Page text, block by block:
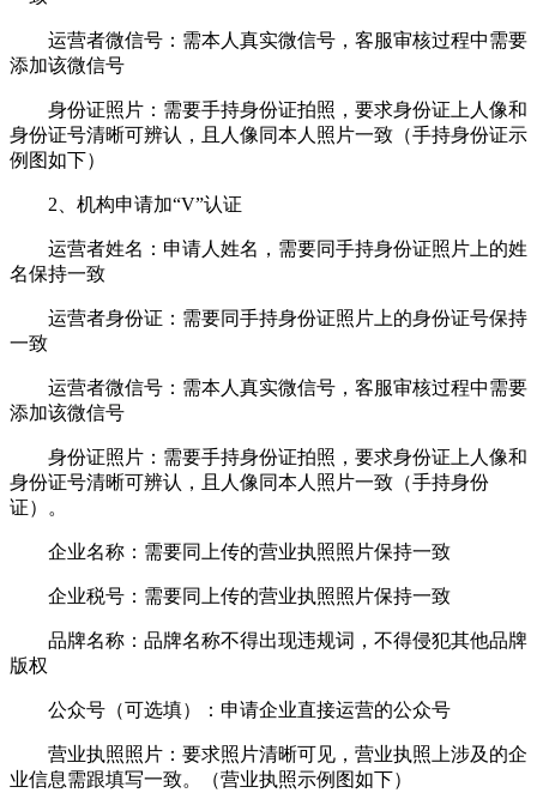
运营者微信号：需本人真实微信号，客服审核过程中需要
添加该微信号
身份证照片：需要手持身份证拍照，要求身份证上人像和
身份证号清晰可辨认，且人像同本人照片一致（手持身份证示
例图如下）
2、机构申请加“V”认证
运营者姓名：申请人姓名，需要同手持身份证照片上的姓
名保持一致
运营者身份证：需要同手持身份证照片上的身份证号保持
一致
运营者微信号：需本人真实微信号，客服审核过程中需要
添加该微信号
身份证照片：需要手持身份证拍照，要求身份证上人像和
身份证号清晰可辨认，且人像同本人照片一致（手持身份
证）。
企业名称：需要同上传的营业执照照片保持一致
企业税号：需要同上传的营业执照照片保持一致
品牌名称：品牌名称不得出现违规词，不得侵犯其他品牌
版权
公众号（可选填）：申请企业直接运营的公众号
营业执照照片：要求照片清晰可见，营业执照上涉及的企
业信息需跟填写一致。（营业执照示例图如下）